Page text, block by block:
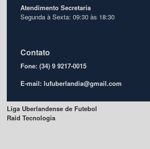
Atendimento Secretaria
Segunda à Sexta: 09:30 às 18:30
Contato
Fone: (34) 9 9217-0015
E-mail: lufuberlandia@gmail.com
Liga Uberlandense de Futebol
Raid Tecnologia